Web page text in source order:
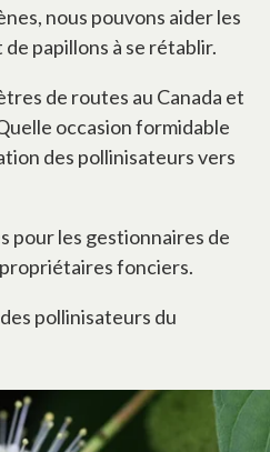
nous pouvons aider les
papillons à se rétablir.
de routes au Canada et
occasion formidable
des pollinisateurs vers
pour les gestionnaires de
fonciers.
pollinisateurs du